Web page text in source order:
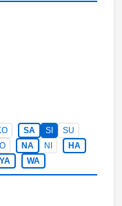
SA SI
SU
NA NI
HA
YA WA